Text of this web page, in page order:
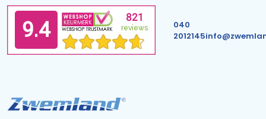
040
2012145